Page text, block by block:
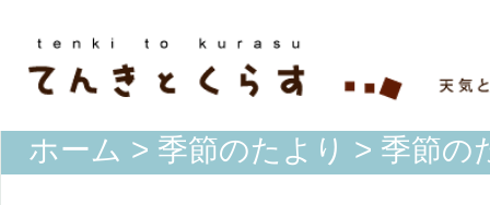
ホーム > 季節のたより > 季節の